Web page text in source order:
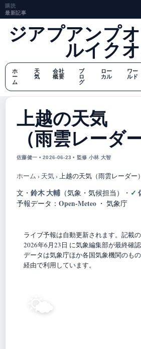
購読
最新記事
ジアプアンプ
ルイク
ホ
ー
ム
天
気
会社
概要
ブ
ロ
グ
ロー
カル
ワー
ルド
上越の天気
（雨雲レーダ
佐藤健一 • 2026-06-23 • 監修 小林 大智
ホーム › 天気›上越の天気（雨雲レーダー）
文・ 鈴木 大輔 （気象・気候担当） ・
予報データ： Open-Meteo ・ 気象庁
ライブ予報は自動更新されます。記載
2026年6月23日 に気象編集部が最終確認
データは気象庁ほか各国気象機関のも
経由で利用しています。
🌤️